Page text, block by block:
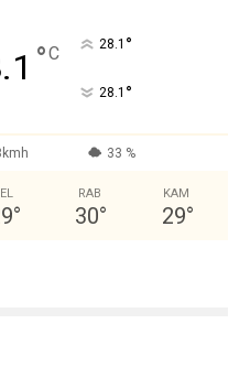
°C 28.1 °
28.1 °
33 %
°
RAB
30°
KAM
29°